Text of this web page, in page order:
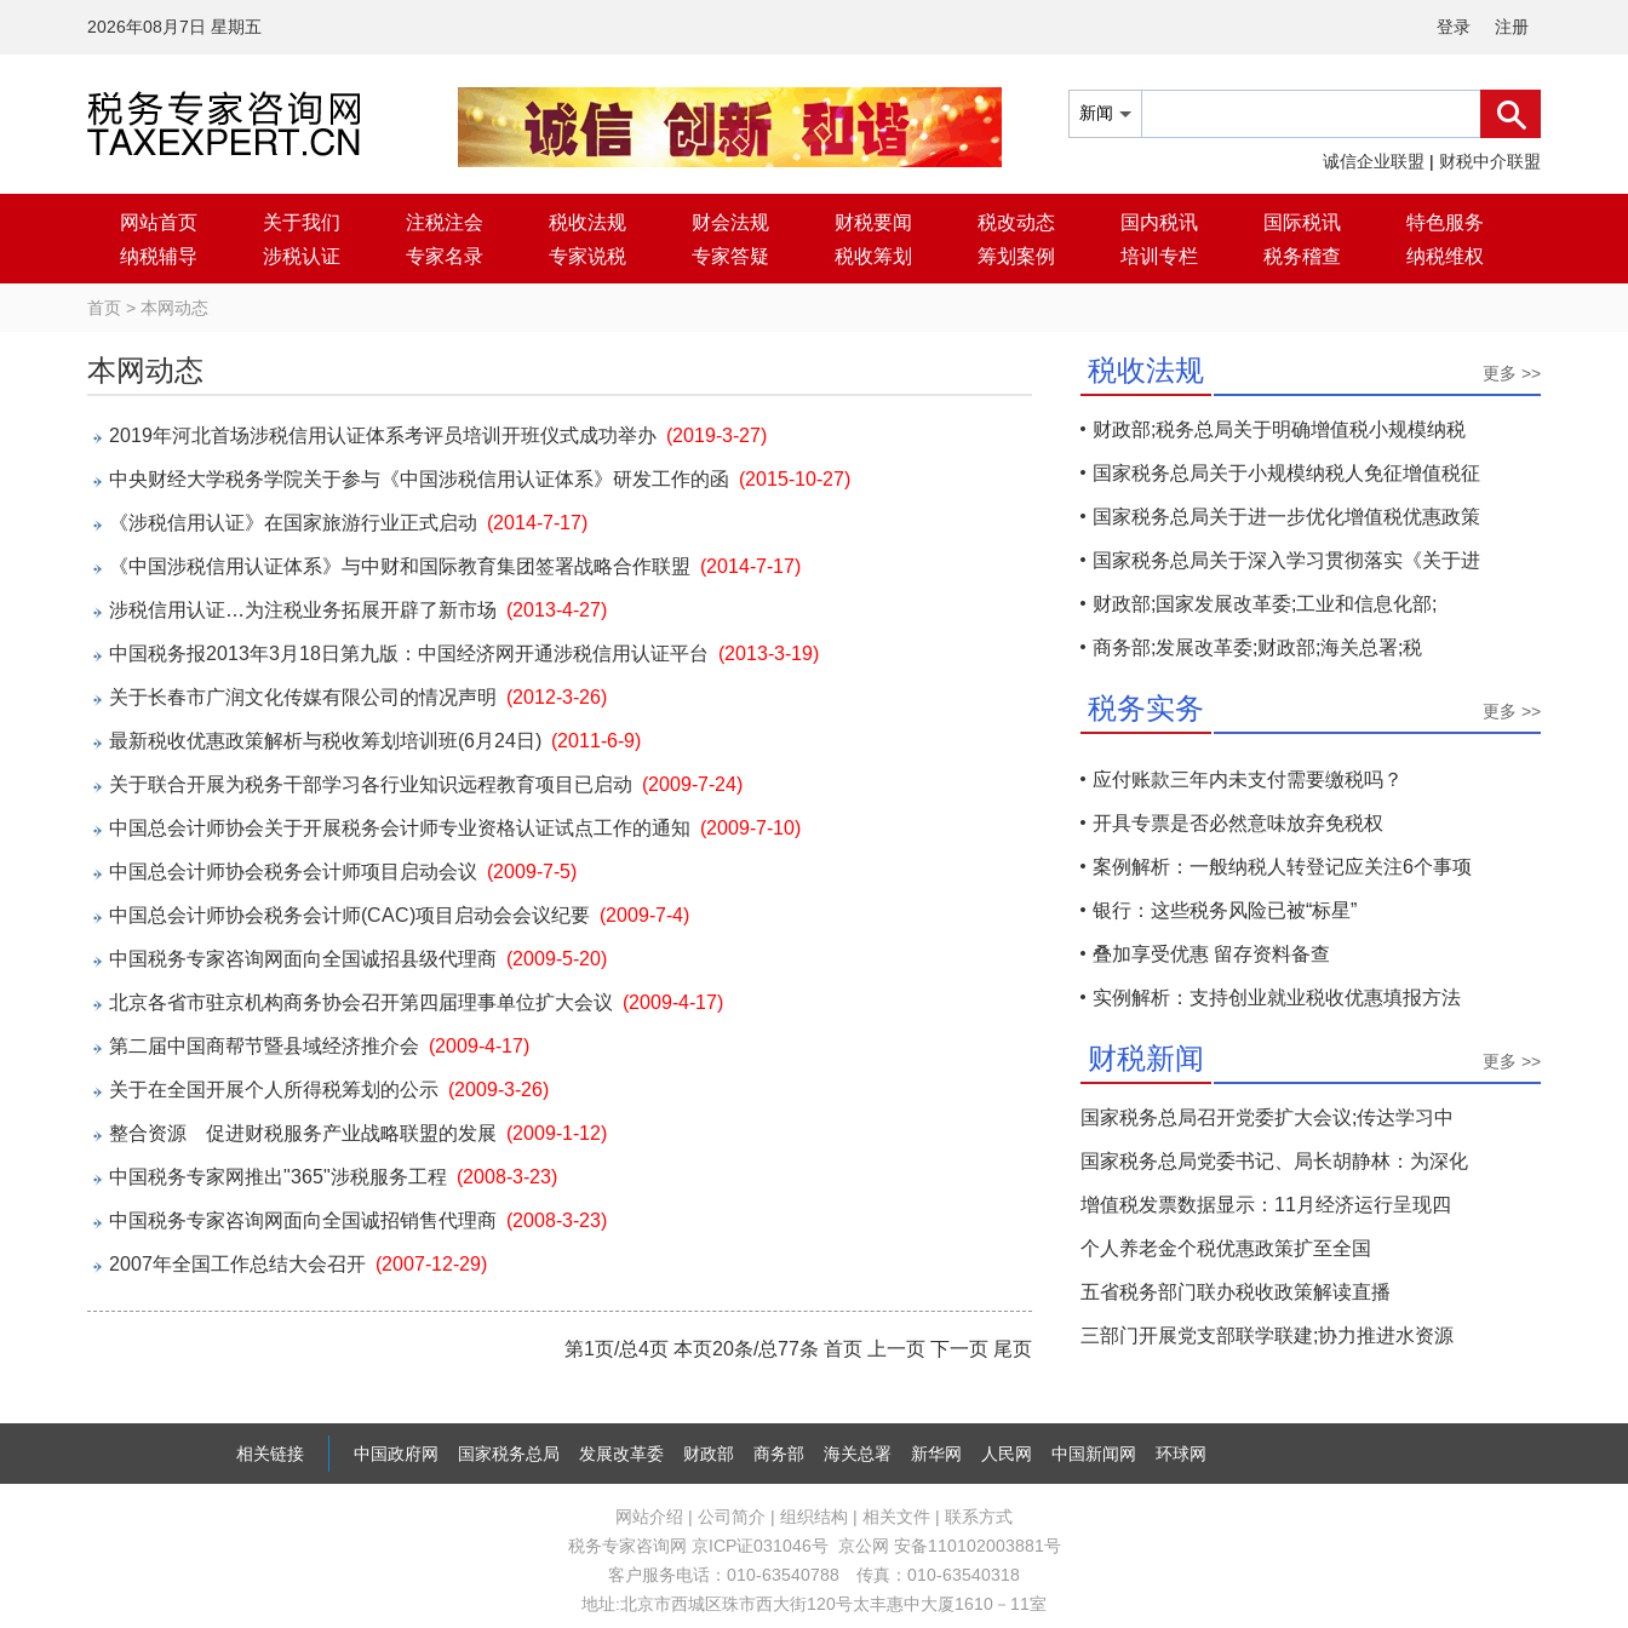
登录 注册
2026年08月7日 星期五
诚信企业联盟 | 财税中介联盟
网站首页 关于我们 注税注会 税收法规 财会法规 财税要闻 税改动态 国内税讯 国际税讯
特色服务
纳税辅导
涉税认证 专家名录 专家说税 专家答疑 税收筹划 筹划案例 培训专栏 税务稽查 纳税维权
首页 > 本网动态
本网动态
2019年河北首场涉税信用认证体系考评员培训开班仪式成功举办 (2019-3-27)
中央财经大学税务学院关于参与《中国涉税信用认证体系》研发工作的函 (2015-10-27)
《涉税信用认证》在国家旅游行业正式启动 (2014-7-17)
《中国涉税信用认证体系》与中财和国际教育集团签署战略合作联盟 (2014-7-17)
涉税信用认证…为注税业务拓展开辟了新市场 (2013-4-27)
中国税务报2013年3月18日第九版：中国经济网开通涉税信用认证平台 (2013-3-19)
关于长春市广润文化传媒有限公司的情况声明 (2012-3-26)
最新税收优惠政策解析与税收筹划培训班(6月24日) (2011-6-9)
关于联合开展为税务干部学习各行业知识远程教育项目已启动 (2009-7-24)
中国总会计师协会关于开展税务会计师专业资格认证试点工作的通知 (2009-7-10)
中国总会计师协会税务会计师项目启动会议 (2009-7-5)
中国总会计师协会税务会计师(CAC)项目启动会会议纪要 (2009-7-4)
中国税务专家咨询网面向全国诚招县级代理商 (2009-5-20)
北京各省市驻京机构商务协会召开第四届理事单位扩大会议 (2009-4-17)
第二届中国商帮节暨县域经济推介会 (2009-4-17)
关于在全国开展个人所得税筹划的公示 (2009-3-26)
整合资源 促进财税服务产业战略联盟的发展 (2009-1-12)
中国税务专家网推出"365"涉税服务工程 (2008-3-23)
中国税务专家咨询网面向全国诚招销售代理商 (2008-3-23)
2007年全国工作总结大会召开 (2007-12-29)
第1页/总4页 本页20条/总77条 首页 上一页 下一页 尾页
税收法规 更多 >>
财政部;税务总局关于明确增值税小规模纳税
国家税务总局关于小规模纳税人免征增值税征
国家税务总局关于进一步优化增值税优惠政策
国家税务总局关于深入学习贯彻落实《关于进
财政部;国家发展改革委;工业和信息化部;
商务部;发展改革委;财政部;海关总署;税
税务实务 更多 >>
应付账款三年内未支付需要缴税吗？
开具专票是否必然意味放弃免税权
案例解析：一般纳税人转登记应关注6个事项
银行：这些税务风险已被“标星”
叠加享受优惠 留存资料备查
实例解析：支持创业就业税收优惠填报方法
财税新闻 更多 >>
国家税务总局召开党委扩大会议;传达学习中
国家税务总局党委书记、局长胡静林：为深化
增值税发票数据显示：11月经济运行呈现四
个人养老金个税优惠政策扩至全国
五省税务部门联办税收政策解读直播
三部门开展党支部联学联建;协力推进水资源
相关链接 中国政府网 国家税务总局 发展改革委 财政部 商务部 海关总署 新华网 人民网 中国新闻网 环球网
网站介绍 | 公司简介 | 组织结构 | 相关文件 | 联系方式
税务专家咨询网 京ICP证031046号 京公网 安备110102003881号
客户服务电话：010-63540788 传真：010-63540318
地址:北京市西城区珠市西大街120号太丰惠中大厦1610－11室